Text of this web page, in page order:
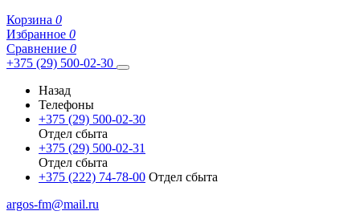
Корзина 0
Избранное 0
Сравнение 0
+375 (29) 500-02-30
Назад
Телефоны
+375 (29) 500-02-30
Отдел сбыта
+375 (29) 500-02-31
Отдел сбыта
+375 (222) 74-78-00 Отдел сбыта
argos-fm@mail.ru